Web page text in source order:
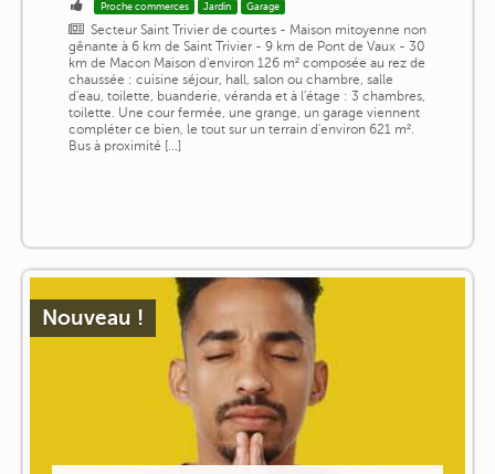
Proche commerces Jardin Garage
Secteur Saint Trivier de courtes - Maison mitoyenne non
gênante à 6 km de Saint Trivier - 9 km de Pont de Vaux - 30
km de Macon Maison d'environ 126 m² composée au rez de
chaussée : cuisine séjour, hall, salon ou chambre, salle
d'eau, toilette, buanderie, véranda et à l'étage : 3 chambres,
toilette. Une cour fermée, une grange, un garage viennent
compléter ce bien, le tout sur un terrain d'environ 621 m².
Bus à proximité [...]
Nouveau !